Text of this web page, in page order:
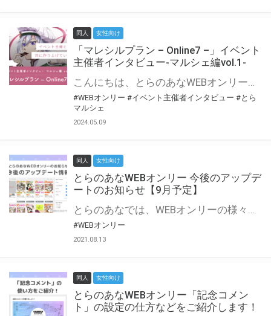
同人 女性向け
「マレシルプラン – Online7 –」イベント
主催者インタビュー-マルシェ編vol.1-
こんにちは、とらのあなWEBオンリー運営スタッフです。 新たにお届けする、イベント主催者インタビュー-マルシェ編-は、 とらのあなWEBオンリー「マルシェ」をご利用した主催様に 「マルシェ」を使って開催した感想や心がけをお聞きする企画です。 今回は、WEBオンリー開催7回目迎えた「マレシルプラン – Online7 –」より、 主催の玉川うた様にお話を伺いました。 ▼マレシルプランのインタビュー前回記事 「イベント主催者インタビュー vol.6」はこちら 協力：玉川うた様（マレシルプラン実行委員会 代表）／イベント公式Twitter（@mallesil_plan） とらのあなWEBオンリー「マルシェ」とは？ WEBオンリーでリアルタイムでコミュニケーションがとれるオンライン会場です。
#WEBオンリー #イベント主催者インタビュー #とら
マルシェ
2024.05.09
同人 女性向け
とらのあなWEBオンリー 今後のアップデ
ートのお知らせ【9月予定】
とらのあなでは、WEBオンリーの様々な支援を実施しています。 今回は2021年9月に実装を予定しているアップデート情報についてご紹介いたします。 とらのあなWEBオンリーサイトはこちら
#WEBオンリー
2021.08.13
同人 女性向け
とらのあなWEBオンリー「記念コメン
ト」の設定の仕方などをご紹介します！